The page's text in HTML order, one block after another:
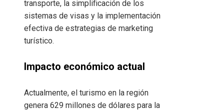
transporte, la simplificación de los
sistemas de visas y la implementación
efectiva de estrategias de marketing
turístico.
Impacto económico actual
Actualmente, el turismo en la región
genera 629 millones de dólares para la